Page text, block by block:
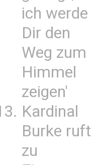
ich werde
Dir den
Weg zum
Himmel
zeigen'
Kardinal
Burke ruft
zu